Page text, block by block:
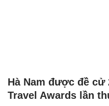
Hà Nam được đề cử
Travel Awards lần